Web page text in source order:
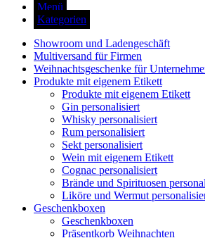
Menü
Kategorien
Showroom und Ladengeschäft
Multiversand für Firmen
Weihnachtsgeschenke für
Produkte mit eigenem Etikett
Produkte mit eigenem Etikett
Gin personalisiert
Whisky personalisiert
Rum personalisiert
Sekt personalisiert
Wein mit eigenem Etikett
Cognac personalisiert
Brände und Spirituosen
Liköre und Wermut
Geschenkboxen
Geschenkboxen
Präsentkorb Weihnachten